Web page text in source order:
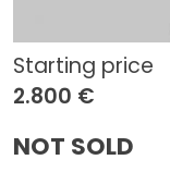
Starting price
2.800 €
NOT SOLD